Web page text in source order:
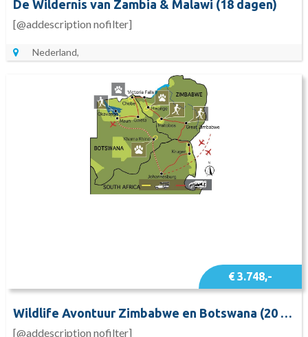
De Wildernis van Zambia & Malawi (18 dagen)
[@addescription nofilter]
Nederland,
€ 3.748,-
Wildlife Avontuur Zimbabwe en Botswana (20 dagen)
[@addescription nofilter]